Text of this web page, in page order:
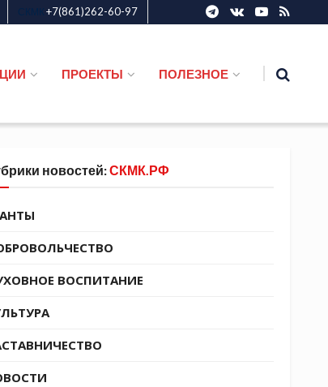
+7(861)262-60-97
ПРОЕКТЫ ПОЛЕЗНОЕ
новостей:СКМК.РФ
ВОСПИТАНИЕ